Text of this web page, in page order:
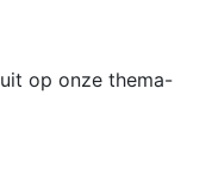
op onze thema-